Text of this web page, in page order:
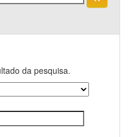
da pesquisa.